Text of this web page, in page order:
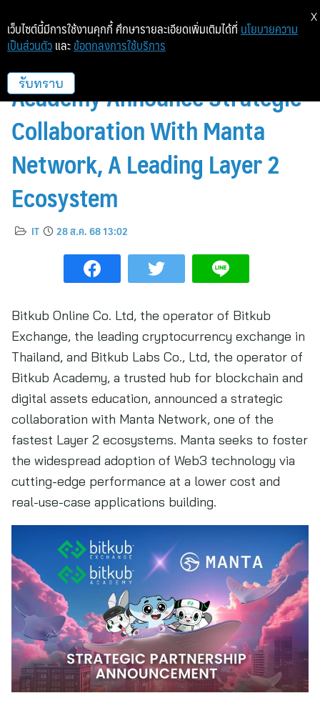
Bitkub Exchange and Bitkub
Academy Announce Strategic
Collaboration With Manta
Network, A Leading Layer 2
Ecosystem
IT 28 ส.ค. 68 13:02
Bitkub Online Co. Ltd, the operator of Bitkub
Exchange, the leading cryptocurrency exchange in
Thailand, and Bitkub Labs Co., Ltd, the operator of
Bitkub Academy, a trusted hub for blockchain and
digital assets education, announced a strategic
collaboration with Manta Network, one of the
fastest Layer 2 ecosystems. Manta seeks to foster
the widespread adoption of Web3 technology via
cutting-edge performance at a lower cost and
real-use-case applications building.
เว็บไซต์นี้มีการใช้งานคุกกี้ ศึกษารายละเอียดเพิ่มเติมได้ที่ นโยบายความ
เป็นส่วนตัว และ ข้อตกลงการใช้บริการ
รับทราบ
X